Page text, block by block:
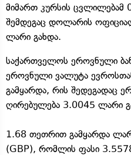
მიმართ კურსის ცვლილებამ
შემდეგაც დოლარის
ლარი გახდა.
საქართველოს ეროვნული
ეროვნული ვალუტა
გამყარდა, რის შედეგადაც
ღირებულება 3.0045 ლარი
1.68 თეთრით გამყარდა
(GBP), რომლის ფასი